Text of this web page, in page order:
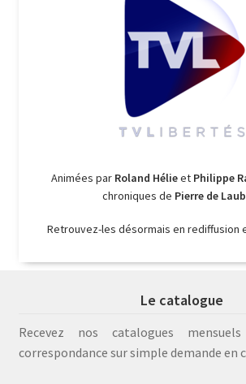
Animées par Roland Hélieet Philippe
chroniques de Pierre de
Retrouvez-les désormais en rediffusion
Le catalogue
Recevez nos catalogues
correspondance sur simple demande en